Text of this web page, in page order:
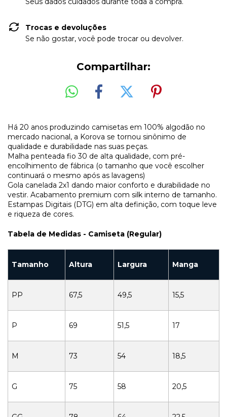
Trocas e devoluções
Se não gostar, você pode trocar ou devolver.
Compartilhar:
Há 20 anos produzindo camisetas em 100% algodão no
mercado nacional, a Korova se tornou sinônimo de
qualidade e durabilidade nas suas peças.
Malha penteada fio 30 de alta qualidade, com pré-
encolhimento de fábrica (o tamanho que você escolher
continuará o mesmo após as lavagens)
Gola canelada 2x1 dando maior conforto e durabilidade no
vestir. Acabamento premium com silk interno de tamanho.
Estampas Digitais (DTG) em alta definição, com toque leve
e riqueza de cores.
Tabela de Medidas - Camiseta (Regular)
Tamanho Altura Largura Manga
PP 67,5 49,5 15,5
P 69 51,5 17
M 73 54 18,5
G 75 58 20,5